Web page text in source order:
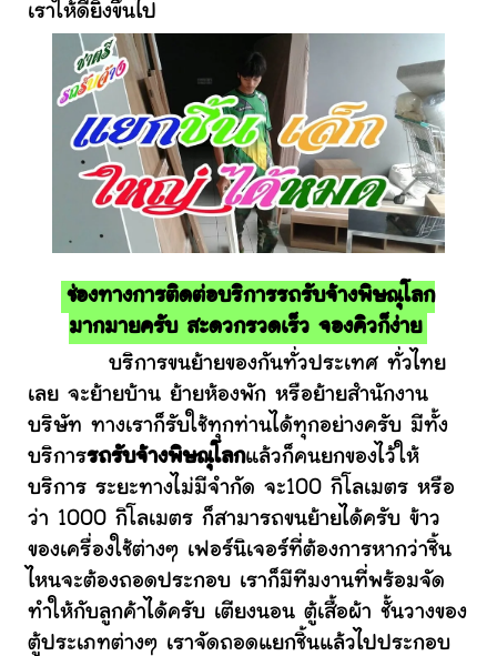
เราให้ดียิ่งขึ้นไป
ช่องทางการติดต่อบริการรถรับจ้างพิษณุโลก
มากมายครับ สะดวกรวดเร็ว จองคิวก็ง่าย
บริการขนย้ายของกันทั่วประเทศ ทั่วไทย
เลย จะย้ายบ้าน ย้ายห้องพัก หรือย้ายสำนักงาน
บริษัท ทางเราก็รับใช้ทุกท่านได้ทุกอย่างครับ มีทั้ง
บริการรถรับจ้างพิษณุโลกแล้วก็คนยกของไว้ให้
บริการ ระยะทางไม่มีจำกัด จะ100 กิโลเมตร หรือ
ว่า 1000 กิโลเมตร ก็สามารถขนย้ายได้ครับ ข้าว
ของเครื่องใช้ต่างๆ เฟอร์นิเจอร์ที่ต้องการหากว่าชิ้น
ไหนจะต้องถอดประกอบ เราก็มีทีมงานที่พร้อมจัด
ทำให้กับลูกค้าได้ครับ เตียงนอน ตู้เสื้อผ้า ชั้นวางของ
ตู้ประเภทต่างๆ เราจัดถอดแยกชิ้นแล้วไปประกอบ